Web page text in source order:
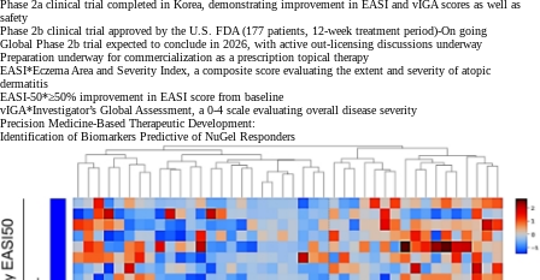
Phase 2a clinical trial completed in Korea, demonstrating improvement in EASI and vIGA scores as well as
safety
Phase 2b clinical trial approved by the U.S. FDA (177 patients, 12-week treatment period)-On going
Global Phase 2b trial expected to conclude in 2026, with active out-licensing discussions underway
Preparation underway for commercialization as a prescription topical therapy
EASI*Eczema Area and Severity Index, a composite score evaluating the extent and severity of atopic
dermatitis
EASI-50*≥50% improvement in EASI score from baseline
vIGA*Investigator’s Global Assessment, a 0-4 scale evaluating overall disease severity
Precision Medicine-Based Therapeutic Development:
Identification of Biomarkers Predictive of NuGel Responders